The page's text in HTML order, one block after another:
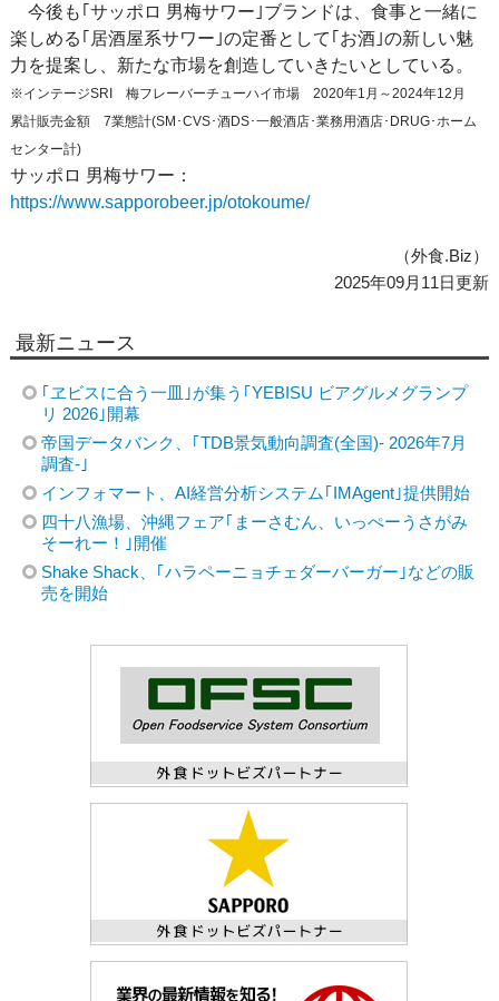
今後も｢サッポロ 男梅サワー｣ブランドは、食事と一緒に
楽しめる｢居酒屋系サワー｣の定番として｢お酒｣の新しい魅
力を提案し、新たな市場を創造していきたいとしている。
※インテージSRI 梅フレーバーチューハイ市場 2020年1月～2024年12月
累計販売金額 7業態計(SM･CVS･酒DS･一般酒店･業務用酒店･DRUG･ホーム
センター計)
サッポロ 男梅サワー：
https://www.sapporobeer.jp/otokoume/
（外食.Biz）
2025年09月11日更新
最新ニュース
｢ヱビスに合う一皿｣が集う｢YEBISU ビアグルメグランプ
リ 2026｣開幕
帝国データバンク、｢TDB景気動向調査(全国)- 2026年7月
調査-｣
インフォマート、AI経営分析システム｢IMAgent｣提供開始
四十八漁場、沖縄フェア｢まーさむん、いっぺーうさがみ
そーれー！｣開催
Shake Shack、｢ハラペーニョチェダーバーガー｣などの販
売を開始